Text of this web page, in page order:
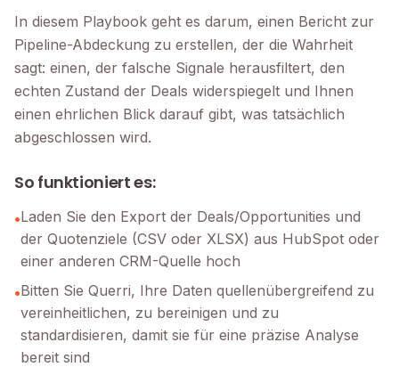
In diesem Playbook geht es darum, einen Bericht zur
Pipeline-Abdeckung zu erstellen, der die Wahrheit
sagt: einen, der falsche Signale herausfiltert, den
echten Zustand der Deals widerspiegelt und Ihnen
einen ehrlichen Blick darauf gibt, was tatsächlich
abgeschlossen wird.
So funktioniert es:
•Laden Sie den Export der Deals/Opportunities und
der Quotenziele (CSV oder XLSX) aus HubSpot oder
einer anderen CRM-Quelle hoch
•Bitten Sie Querri, Ihre Daten quellenübergreifend zu
vereinheitlichen, zu bereinigen und zu
standardisieren, damit sie für eine präzise Analyse
bereit sind